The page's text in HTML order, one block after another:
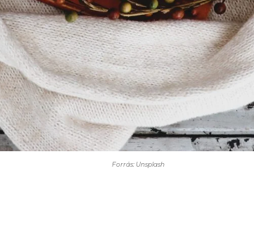
Forrás: Unsplash